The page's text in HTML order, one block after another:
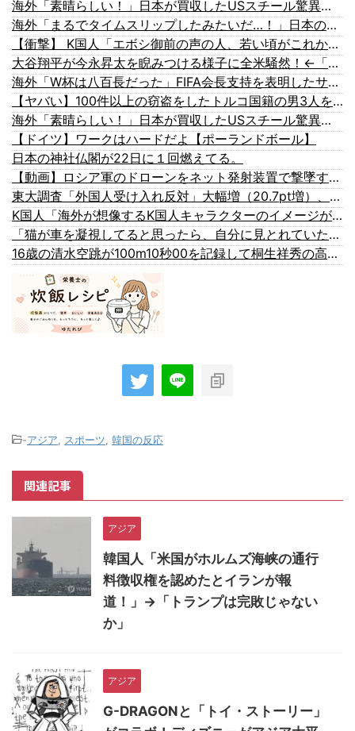
海外「素晴らしい！」日本が買収したUSスチール驚異の大復活に米国人が大喜び
海外「まるでタイムスリップしたみたいだ…！」日本の江戸時代の街並みがそのまま保存されている貴重な場所とは・・・？【海外の反応】
【衝撃】 K国人「エボシ御前の声の人、若い頃がこれかよ」
大谷翔平が今永昇太を睨みつける様子に全米騒然！←「最高の二人」（海外の反応）
海外「W杯は八百長だった」FIFA会長支持を表明したサッカー協会に海外大騒ぎ！（海外の反応）
【ヤバい】100件以上の窃盗をしたトルコ国籍の男3人を逮捕 #移民 #外国人
海外「素晴らしい！」日本が買収したUSスチール驚異の大復活に米国人が大喜び
【ドイツ】ワークはハードだよ【ポーランドボール】
日本の神社仏閣が22日に１回燃えてる。
【動画】ロシア軍のドローンをネット発射装置で撃墜するウクライナ。
東大調査「外国人受け入れ反対」大幅増（20.7pt増）、若い世代で増加幅大
K国人「海外が想像するK国人キャラクターのイメージがこちら・・・」
「猫が車を凝視してると思ったら、自分に見とれていた…」（動画）
16歳の清水空跳が100m10秒00を記録して桐生祥秀の高校記録を更新、海外陸上競技ファンも大衝撃（海外の反応）
-アジア スポーツ 韓国の反応
関連記事
アジア
韓国人「米国がホルムズ海峡の通行
料徴収権を認めたとイランが報
道！」→「トランプは完敗じゃない
か」
アジア
G-DRAGONと「トイ・ストーリー」